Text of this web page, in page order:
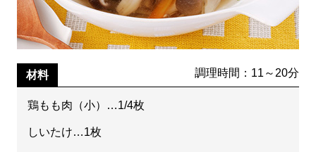
材料 調理時間：11～20分
鶏もも肉（小）…1/4枚
しいたけ…1枚